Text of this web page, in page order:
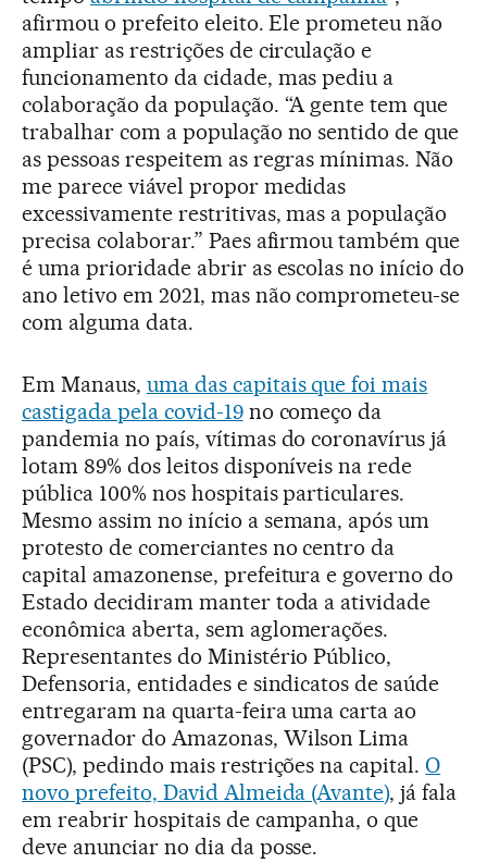
afirmou o prefeito eleito. Ele prometeu não
ampliar as restrições de circulação e
funcionamento da cidade, mas pediu a
colaboração da população. “A gente tem que
trabalhar com a população no sentido de que
as pessoas respeitem as regras mínimas. Não
me parece viável propor medidas
excessivamente restritivas, mas a população
precisa colaborar.” Paes afirmou também que
é uma prioridade abrir as escolas no início do
ano letivo em 2021, mas não comprometeu-se
com alguma data.
Em Manaus, uma das capitais que foi mais
castigada pela covid-19no começo da
pandemia no país, vítimas do coronavírus já
lotam 89% dos leitos disponíveis na rede
pública 100% nos hospitais particulares.
Mesmo assim no início a semana, após um
protesto de comerciantes no centro da
capital amazonense, prefeitura e governo do
Estado decidiram manter toda a atividade
econômica aberta, sem aglomerações.
Representantes do Ministério Público,
Defensoria, entidades e sindicatos de saúde
entregaram na quarta-feira uma carta ao
governador do Amazonas, Wilson Lima
(PSC), pedindo mais restrições na capital. O
novo prefeito, David Almeida (Avante), já fala
em reabrir hospitais de campanha, o que
deve anunciar no dia da posse.